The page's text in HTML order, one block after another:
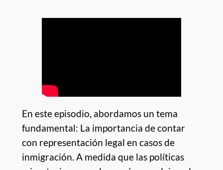
En este episodio, abordamos un tema
fundamental: La importancia de contar
con representación legal en casos de
inmigración. A medida que las políticas